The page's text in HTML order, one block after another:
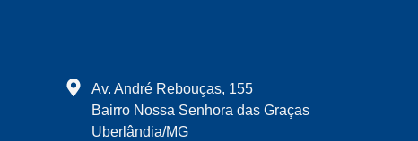
Av. André Rebouças, 155
Bairro Nossa Senhora das Graças
Uberlândia/MG